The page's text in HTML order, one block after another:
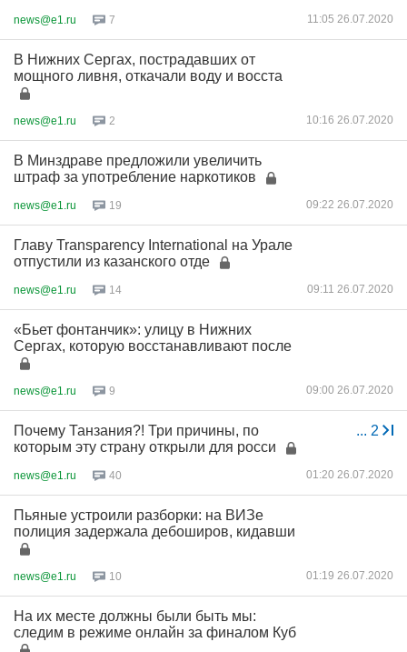
news@e1.ru 7 11:05 26.07.2020
В Нижних Сергах, пострадавших от
мощного ливня, откачали воду и восста
news@e1.ru 2 10:16 26.07.2020
В Минздраве предложили увеличить
штраф за употребление наркотиков
news@e1.ru 19 09:22 26.07.2020
Главу Transparency International на Урале
отпустили из казанского отде
news@e1.ru 14 09:11 26.07.2020
«Бьет фонтанчик»: улицу в Нижних
Сергах, которую восстанавливают после
news@e1.ru 9 09:00 26.07.2020
... 2
Почему Танзания?! Три причины, по
которым эту страну открыли для росси
news@e1.ru 40 01:20 26.07.2020
Пьяные устроили разборки: на ВИЗе
полиция задержала дебоширов, кидавши
news@e1.ru 10 01:19 26.07.2020
На их месте должны были быть мы:
следим в режиме онлайн за финалом Куб